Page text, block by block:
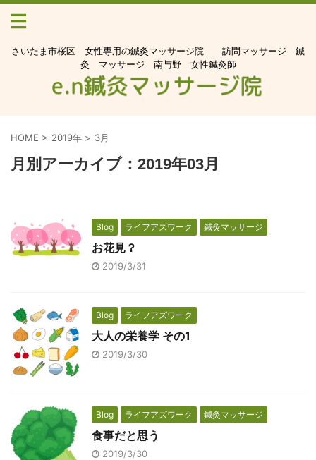
さいたま市桜区 女性専用の鍼灸マッサージ院 訪問マッサージ 鍼
灸 マッサージ 南与野 女性鍼灸師
HOME > 2019年 > 3月
月別アーカイブ：2019年03月
Blog ライフアズワーク 鍼灸マッサージ
お花見？
2019/3/31
Blog ライフアズワーク
大人の栄養学 その1
2019/3/30
Blog ライフアズワーク 鍼灸マッサージ
食事だと思う
2019/3/30